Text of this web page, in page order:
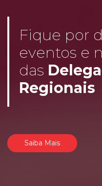
Fique por
eventos e
das
Regionais
Saiba Mais